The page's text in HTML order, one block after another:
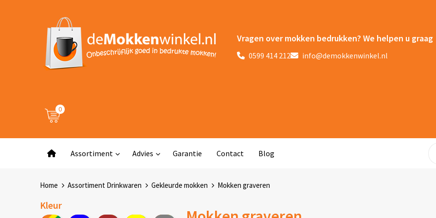
Vragen over mokken bedrukken? We helpen u graag
0599 414 212 info@demokkenwinkel.nl
0
Assortiment Advies Garantie Contact Blog
Home Assortiment Drinkwaren Gekleurde mokken Mokken graveren
Kleur